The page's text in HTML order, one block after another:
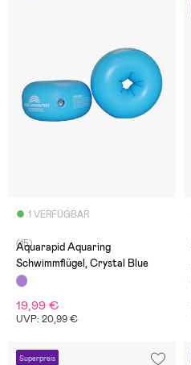
1 VERFÜGBAR
(15)
Aquarapid Aquaring
Schwimmflügel, Crystal Blue
19,99 €
UVP: 20,99 €
Superpreis